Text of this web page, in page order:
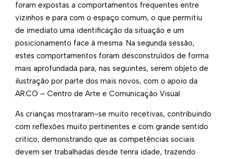
foram expostas a comportamentos frequentes entre
vizinhos e para com o espaço comum, o que permitiu
de imediato uma identificação da situação e um
posicionamento face à mesma. Na segunda sessão,
estes comportamentos foram desconstruídos de forma
mais aprofundada para, nas seguintes, serem objeto de
ilustração por parte dos mais novos, com o apoio da
AR.CO – Centro de Arte e Comunicação Visual.
As crianças mostraram-se muito recetivas, contribuindo
com reflexões muito pertinentes e com grande sentido
critico, demonstrando​ que as competências sociais
devem ser trabalhadas desde tenra idade, trazendo